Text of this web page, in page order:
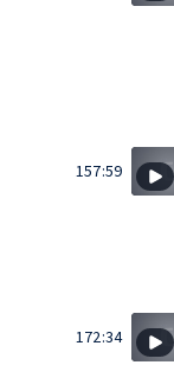
157:59
172:34